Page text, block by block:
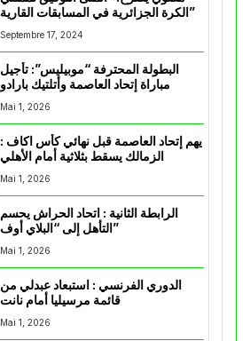
الكرة الجزائرية في المسابقات القارية”
Septembre 17, 2024
البطولة المحترفة “موبيليس”: تأجيل
مباراة إتحاد العاصمة وأتلتيك بارادو
Mai 1, 2026
يهم إتحاد العاصمة قبل نهائي كأس اكاف :
Mai 1, 2026
الرابطة الثانية : اتحاد الحراش يحسم
التأهل إلى “البلاي أوف”
Mai 1, 2026
الدوري الفرنسي : استبعاد عبدلي من
قائمة مرسيليا أمام نانت
Mai 1, 2026